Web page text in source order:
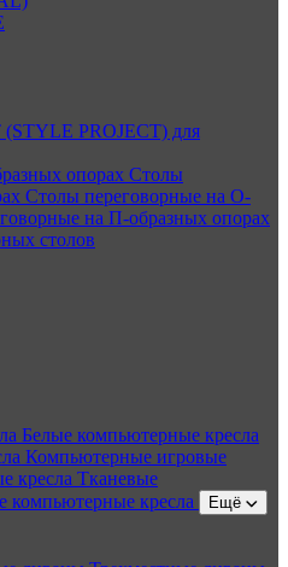
PROJECT) для
опорах Столы
Столы переговорные на О-
на П-образных опорах
столов
Белые компьютерные кресла
Компьютерные игровые
кресла Тканевые
компьютерные кресла Ещё